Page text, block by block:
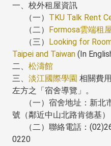
一、校外租屋資訊
（一） TKU Talk Rent
（二） Formosa雲端租
（三） Looking for
Taipei and Taiwan (In
二、 松濤館
三、 淡江國際學園 相關費
左方之「宿舍導覽」。
（一）宿舍地址：新北
號（鄰近中山北路肯德基）
（二）聯絡電話：
0220